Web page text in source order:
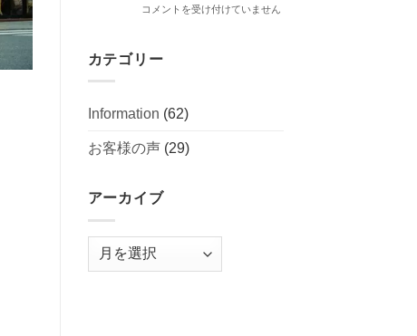
す
ー・
ヤ
が
定
ま
は
羽
港
へ
額
賃
を
ご
用
下
さ
コメントを受け付けていません
カテゴリー
Information (62)
お客様の声(29)
アーカイブ